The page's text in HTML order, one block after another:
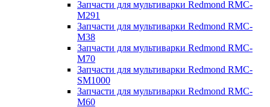
Запчасти для мультиварки Redmond RMC-
M291
Запчасти для мультиварки Redmond RMC-
M38
Запчасти для мультиварки Redmond RMC-
M70
Запчасти для мультиварки Redmond RMC-
SM1000
Запчасти для мультиварки Redmond RMC-
M60